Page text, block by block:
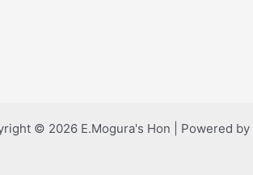
© 2026 E.Mogura's Hon | Powered by